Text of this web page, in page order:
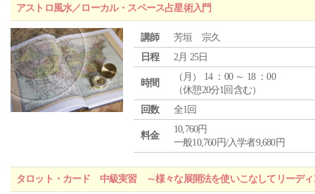
アストロ風水／ローカル・スペース占星術入門
講師
芳垣 宗久
日程
2月 25日
時間
（ 月 ） 14 ：00 ～ 18 ：00
（休憩20分1回含む）
回数
全1回
料金
10,760円
一般10,760円/入学者9,680円
タロット・カード 中級実習 ～様々な展開法を使いこなしてリーディ